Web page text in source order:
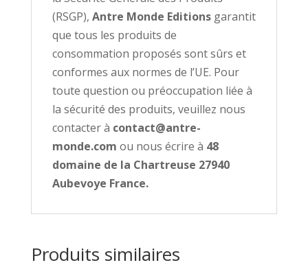
(RSGP), Antre Monde Editionsgarantit
que tous les produits de
consommation proposés sont sûrs et
conformes aux normes de l’UE. Pour
toute question ou préoccupation liée à
la sécurité des produits, veuillez nous
contacter à contact@antre-
monde.com ou nous écrire à 48
domaine de la Chartreuse 27940
Aubevoye France.
Produits similaires